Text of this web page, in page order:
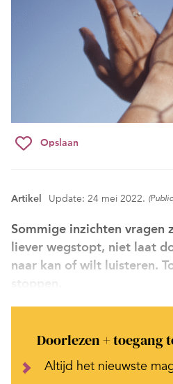
Opslaan
Artikel Update: 24 mei 2022.
Sommige inzichten vragen
liever wegstopt, niet laat
naar kan of wilt luisteren.
Doorlezen + toegang
Altijd het nieuwste